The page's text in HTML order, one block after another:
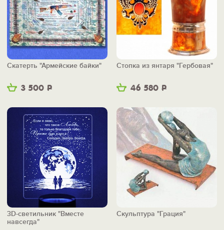
3 500 Р
Скатерть "Армейские байки"
46 580 Р
Стопка из янтаря "Гербовая"
3D-светильник "Вместе
навсегда"
Скульптура "Грация"